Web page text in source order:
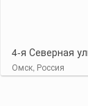
4-я Северная
Омск, Россия